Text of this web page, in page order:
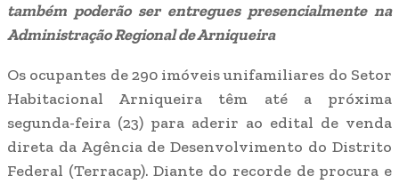
também poderão ser entregues presencialmente na
Administração Regional de Arniqueira
Os ocupantes de 290 imóveis unifamiliares do Setor
Habitacional Arniqueira têm até a próxima
segunda-feira (23) para aderir ao edital de venda
direta da Agência de Desenvolvimento do Distrito
Federal (Terracap). Diante do recorde de procura e